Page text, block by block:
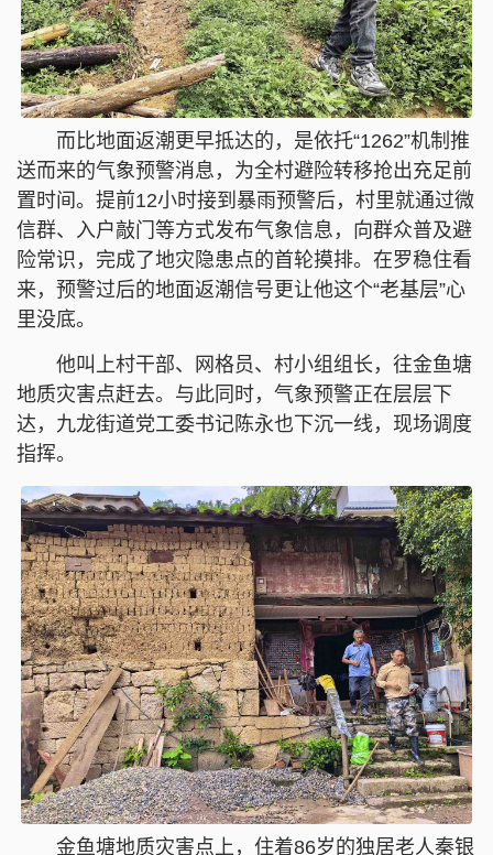
而比地面返潮更早抵达的，是依托“1262”机制推
送而来的气象预警消息，为全村避险转移抢出充足前
置时间。提前12小时接到暴雨预警后，村里就通过微
信群、入户敲门等方式发布气象信息，向群众普及避
险常识，完成了地灾隐患点的首轮摸排。在罗稳住看
来，预警过后的地面返潮信号更让他这个“老基层”心
里没底。
他叫上村干部、网格员、村小组组长，往金鱼塘
地质灾害点赶去。与此同时，气象预警正在层层下
达，九龙街道党工委书记陈永也下沉一线，现场调度
指挥。
金鱼塘地质灾害点上，住着86岁的独居老人秦银